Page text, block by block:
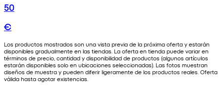
50
€
Los productos mostrados son una vista previa de la próxima oferta y estarán
disponibles gradualmente en las tiendas. La oferta en tienda puede variar en
términos de precio, cantidad y disponibilidad de productos (algunos artículos
estarán disponibles solo en ubicaciones seleccionadas). Las fotos muestran
diseños de muestra y pueden diferir ligeramente de los productos reales. Oferta
válida hasta agotar existencias.